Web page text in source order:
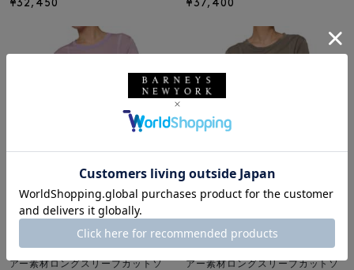
¥32,450 ¥37,400
NEW
BASERANGE ＜ベースレンジ＞ シ
アー素材ロングスリーブカットソ
BASERANGE
BASERANGE ＜ベースレンジ＞ シ
アー素材ロングスリーブカットソ